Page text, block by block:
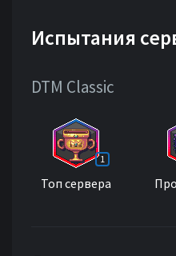
Испытания
DTM Classic
Топ сервера
1